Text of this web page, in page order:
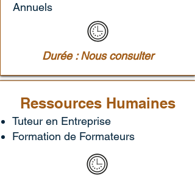
Annuels
Durée : Nous consulter
Ressources Humaines
Tuteur en Entreprise
Formation de Formateurs